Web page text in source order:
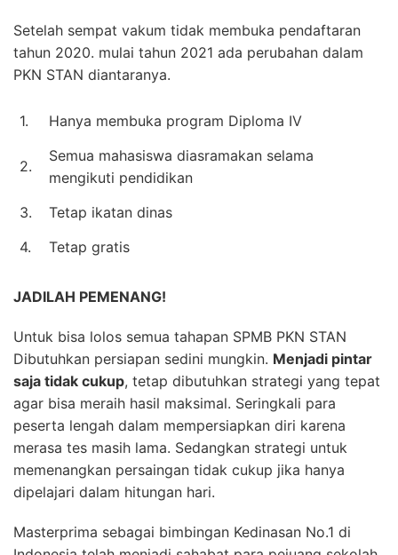
Setelah sempat vakum tidak membuka pendaftaran
tahun 2020. mulai tahun 2021 ada perubahan dalam
PKN STAN diantaranya.
1. Hanya membuka program Diploma IV
2.
Semua mahasiswa diasramakan selama
mengikuti pendidikan
3.
Tetap ikatan dinas
4.
Tetap gratis
JADILAH PEMENANG!
Untuk bisa lolos semua tahapan SPMB PKN STAN
Dibutuhkan persiapan sedini mungkin. Menjadi pintar
saja tidak cukup, tetap dibutuhkan strategi yang tepat
agar bisa meraih hasil maksimal. Seringkali para
peserta lengah dalam mempersiapkan diri karena
merasa tes masih lama. Sedangkan strategi untuk
memenangkan persaingan tidak cukup jika hanya
dipelajari dalam hitungan hari.
Masterprima sebagai bimbingan Kedinasan No.1 di